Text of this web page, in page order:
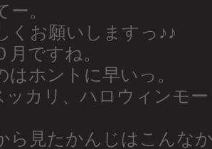
。
くお願いしますっ♪♪
月ですね。
はホントに早いっ。
ッカリ、ハロウィンモ
ら見たかんじはこんな